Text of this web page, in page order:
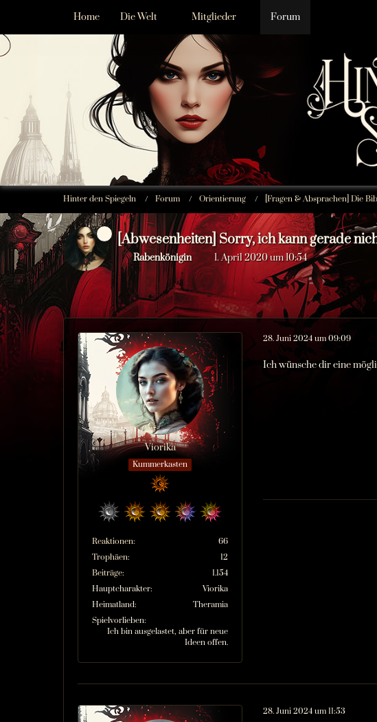
Home Die Welt Mitglieder Forum
Hinter den Spiegeln Forum Orientierung [Fragen & Absprachen] Die
[Abwesenheiten] Sorry, ich kann gerade
Rabenkönigin 1. April 2020 um 10:54
Viorika
Kummerkasten
Reaktionen
66
Trophäen
12
Beiträge
1.154
Hauptcharakter
Viorika
Heimatland
Theramia
Spielvorlieben
Ich bin ausgelastet, aber für neue
Ideen offen.
28. Juni 2024 um 09:09
Ich wünsche dir eine
28. Juni 2024 um 11:53